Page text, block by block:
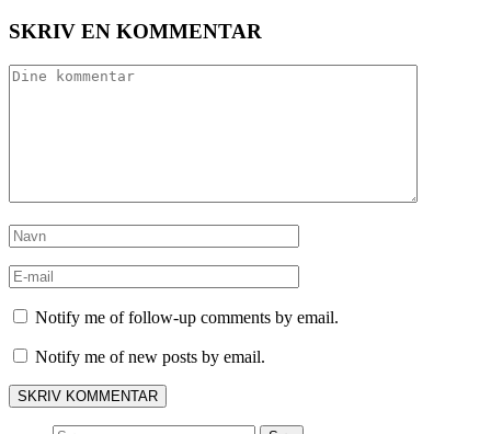
SKRIV EN KOMMENTAR
Notify me of follow-up comments by email.
Notify me of new posts by email.